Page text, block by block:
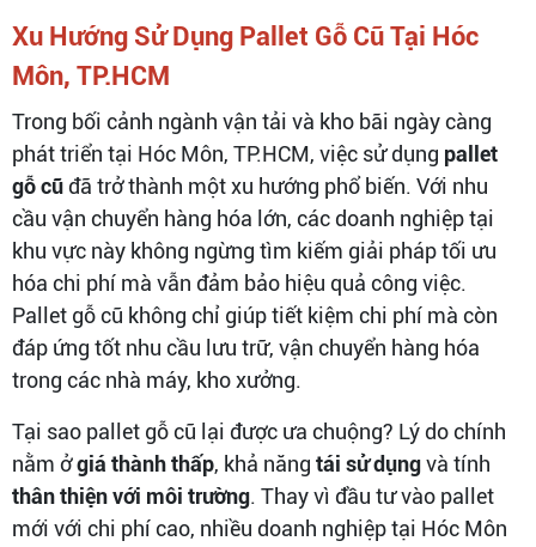
Xu Hướng Sử Dụng Pallet Gỗ Cũ Tại Hóc
Môn, TP.HCM
Trong bối cảnh ngành vận tải và kho bãi ngày càng
phát triển tại Hóc Môn, TP.HCM, việc sử dụng pallet
gỗ cũđã trở thành một xu hướng phổ biến. Với nhu
cầu vận chuyển hàng hóa lớn, các doanh nghiệp tại
khu vực này không ngừng tìm kiếm giải pháp tối ưu
hóa chi phí mà vẫn đảm bảo hiệu quả công việc.
Pallet gỗ cũ không chỉ giúp tiết kiệm chi phí mà còn
đáp ứng tốt nhu cầu lưu trữ, vận chuyển hàng hóa
trong các nhà máy, kho xưởng.
Tại sao pallet gỗ cũ lại được ưa chuộng? Lý do chính
nằm ởgiá thành thấp, khả năng tái sử dụngvà tính
thân thiện với môi trường. Thay vì đầu tư vào pallet
mới với chi phí cao, nhiều doanh nghiệp tại Hóc Môn